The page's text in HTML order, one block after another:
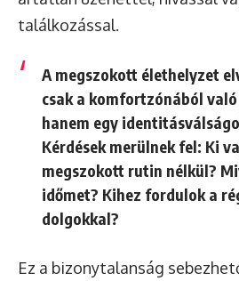
találkozással.
A megszokott élethelyzet
csak a komfortzónából
hanem egy
Kérdések merülnek fel: Ki
megszokott rutin nélkül?
időmet? Kihez fordulok a
dolgokkal?
Ez a bizonytalanság